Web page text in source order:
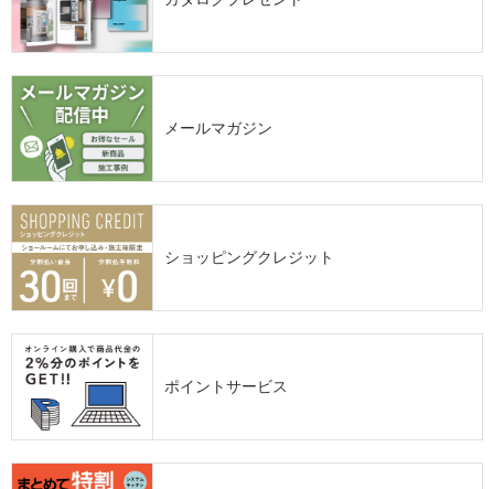
メールマガジン
ショッピングクレジット
ポイントサービス